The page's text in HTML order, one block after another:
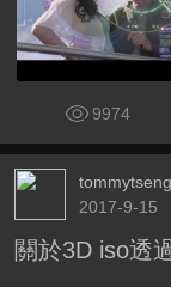
9974
tommytseng
2017-9-15
關於3D iso透